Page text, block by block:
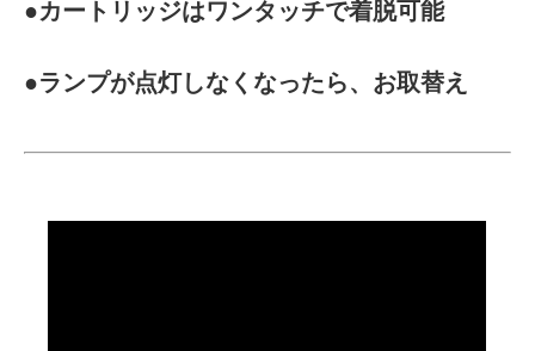
●カートリッジはワンタッチで着脱可能
●ランプが点灯しなくなったら、お取替え